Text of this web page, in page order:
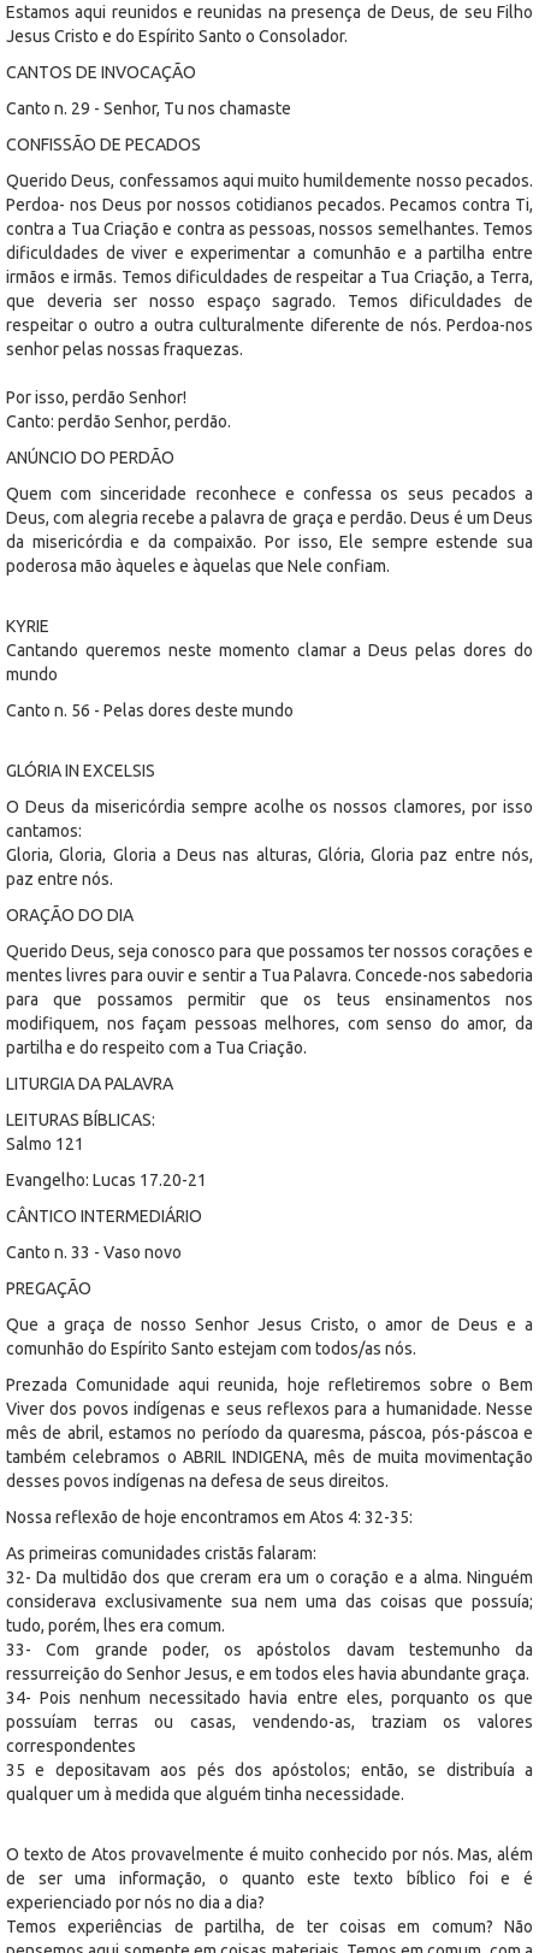
Estamos aqui reunidos e reunidas na presença de Deus, de seu Filho
Jesus Cristo e do Espírito Santo o Consolador.
CANTOS DE INVOCAÇÃO
Canto n. 29 - Senhor, Tu nos chamaste
CONFISSÃO DE PECADOS
Querido Deus, confessamos aqui muito humildemente nosso pecados.
Perdoa- nos Deus por nossos cotidianos pecados. Pecamos contra Ti,
contra a Tua Criação e contra as pessoas, nossos semelhantes. Temos
dificuldades de viver e experimentar a comunhão e a partilha entre
irmãos e irmãs. Temos dificuldades de respeitar a Tua Criação, a Terra,
que deveria ser nosso espaço sagrado. Temos dificuldades de
respeitar o outro a outra culturalmente diferente de nós. Perdoa-nos
senhor pelas nossas fraquezas.
Por isso, perdão Senhor!
Canto: perdão Senhor, perdão.
ANÚNCIO DO PERDÃO
Quem com sinceridade reconhece e confessa os seus pecados a
Deus, com alegria recebe a palavra de graça e perdão. Deus é um Deus
da misericórdia e da compaixão. Por isso, Ele sempre estende sua
poderosa mão àqueles e àquelas que Nele confiam.
KYRIE
Cantando queremos neste momento clamar a Deus pelas dores do
mundo
Canto n. 56 - Pelas dores deste mundo
GLÓRIA IN EXCELSIS
O Deus da misericórdia sempre acolhe os nossos clamores, por isso
cantamos:
Gloria, Gloria, Gloria a Deus nas alturas, Glória, Gloria paz entre nós,
paz entre nós.
ORAÇÃO DO DIA
Querido Deus, seja conosco para que possamos ter nossos corações e
mentes livres para ouvir e sentir a Tua Palavra. Concede-nos sabedoria
para que possamos permitir que os teus ensinamentos nos
modifiquem, nos façam pessoas melhores, com senso do amor, da
partilha e do respeito com a Tua Criação.
LITURGIA DA PALAVRA
LEITURAS BÍBLICAS:
Salmo 121
Evangelho: Lucas 17.20-21
CÂNTICO INTERMEDIÁRIO
Canto n. 33 - Vaso novo
PREGAÇÃO
Que a graça de nosso Senhor Jesus Cristo, o amor de Deus e a
comunhão do Espírito Santo estejam com todos/as nós.
Prezada Comunidade aqui reunida, hoje refletiremos sobre o Bem
Viver dos povos indígenas e seus reflexos para a humanidade. Nesse
mês de abril, estamos no período da quaresma, páscoa, pós-páscoa e
também celebramos o ABRIL INDIGENA, mês de muita movimentação
desses povos indígenas na defesa de seus direitos.
Nossa reflexão de hoje encontramos em Atos 4: 32-35:
As primeiras comunidades cristãs falaram:
32- Da multidão dos que creram era um o coração e a alma. Ninguém
considerava exclusivamente sua nem uma das coisas que possuía;
tudo, porém, lhes era comum.
33- Com grande poder, os apóstolos davam testemunho da
ressurreição do Senhor Jesus, e em todos eles havia abundante graça.
34- Pois nenhum necessitado havia entre eles, porquanto os que
possuíam terras ou casas, vendendo-as, traziam os valores
correspondentes
35 e depositavam aos pés dos apóstolos; então, se distribuía a
qualquer um à medida que alguém tinha necessidade.
O texto de Atos provavelmente é muito conhecido por nós. Mas, além
de ser uma informação, o quanto este texto bíblico foi e é
experienciado por nós no dia a dia?
Temos experiências de partilha, de ter coisas em comum? Não